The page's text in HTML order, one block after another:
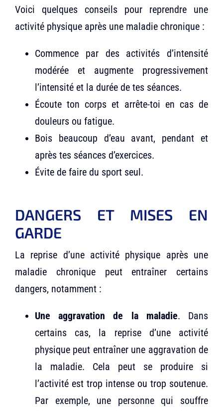
Voici quelques conseils pour reprendre une
activité physique après une maladie chronique :
Commence par des activités d’intensité
modérée et augmente progressivement
l’intensité et la durée de tes séances.
Écoute ton corps et arrête-toi en cas de
douleurs ou fatigue.
Bois beaucoup d’eau avant, pendant et
après tes séances d’exercices.
Évite de faire du sport seul.
DANGERS ET MISES EN
GARDE
La reprise d’une activité physique après une
maladie chronique peut entraîner certains
dangers, notamment :
Une aggravation de la maladie. Dans
certains cas, la reprise d’une activité
physique peut entraîner une aggravation de
la maladie. Cela peut se produire si
l’activité est trop intense ou trop soutenue.
Par exemple, une personne qui souffre